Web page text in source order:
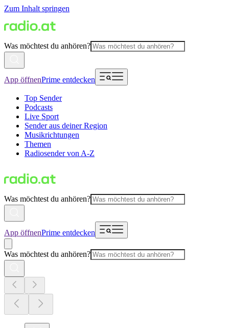
Zum Inhalt springen
Was möchtest du anhören?
App öffnenPrime entdecken
Top Sender
Podcasts
Live Sport
Sender aus deiner Region
Musikrichtungen
Themen
Radiosender von A-Z
Was möchtest du anhören?
App öffnenPrime entdecken
Was möchtest du anhören?